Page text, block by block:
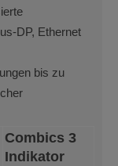
DP, Ethernet
bis zu
Combics 3
Indikator